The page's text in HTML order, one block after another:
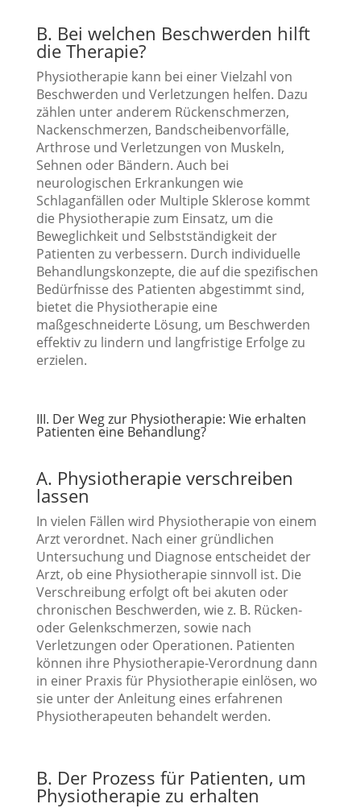
B. Bei welchen Beschwerden hilft
die Therapie?
Physiotherapie kann bei einer Vielzahl von
Beschwerden und Verletzungen helfen. Dazu
zählen unter anderem Rückenschmerzen,
Nackenschmerzen, Bandscheibenvorfälle,
Arthrose und Verletzungen von Muskeln,
Sehnen oder Bändern. Auch bei
neurologischen Erkrankungen wie
Schlaganfällen oder Multiple Sklerose kommt
die Physiotherapie zum Einsatz, um die
Beweglichkeit und Selbstständigkeit der
Patienten zu verbessern. Durch individuelle
Behandlungskonzepte, die auf die spezifischen
Bedürfnisse des Patienten abgestimmt sind,
bietet die Physiotherapie eine
maßgeschneiderte Lösung, um Beschwerden
effektiv zu lindern und langfristige Erfolge zu
erzielen.
III. Der Weg zur Physiotherapie: Wie erhalten
Patienten eine Behandlung?
A. Physiotherapie verschreiben
lassen
In vielen Fällen wird Physiotherapie von einem
Arzt verordnet. Nach einer gründlichen
Untersuchung und Diagnose entscheidet der
Arzt, ob eine Physiotherapie sinnvoll ist. Die
Verschreibung erfolgt oft bei akuten oder
chronischen Beschwerden, wie z. B. Rücken-
oder Gelenkschmerzen, sowie nach
Verletzungen oder Operationen. Patienten
können ihre Physiotherapie-Verordnung dann
in einer Praxis für Physiotherapie einlösen, wo
sie unter der Anleitung eines erfahrenen
Physiotherapeuten behandelt werden.
B. Der Prozess für Patienten, um
Physiotherapie zu erhalten